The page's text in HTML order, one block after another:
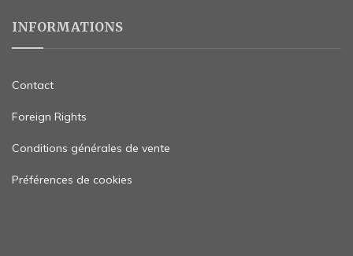
INFORMATIONS
Contact
Foreign Rights
Conditions générales de vente
Préférences de cookies